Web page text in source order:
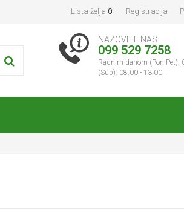
Lista želja 0 Registracija
NAZOVITE NAS:
099 529 7258
Radnim danom (Pon-
(Sub): 08:00 - 13:00